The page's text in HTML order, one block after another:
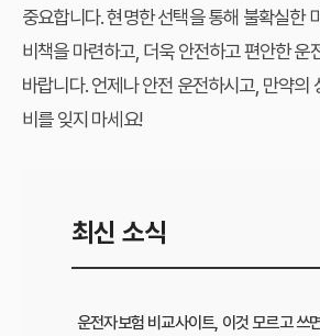
중요합니다. 현명한 선택을 통해 불확실한
비책을 마련하고, 더욱 안전하고 편안한 운
바랍니다. 언제나 안전 운전하시고, 만약의
비를 잊지 마세요!
최신 소식